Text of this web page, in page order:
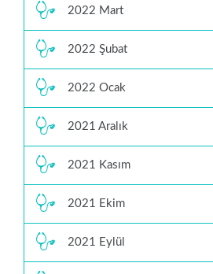
2022 Mart
2022 Şubat
2022 Ocak
2021 Aralık
2021 Kasım
2021 Ekim
2021 Eylül